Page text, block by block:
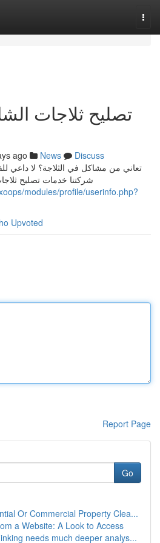
ago News
Discuss
تعاني من مشاكل في الثلاجة؟ لا داعي
شركتنا خدمات تصليح
modules/profile/userinfo.php?
Upvoted
Report Page
Go
Or Commercial Property Clea...
a Website: A Look to Access
needs much deeper analys...